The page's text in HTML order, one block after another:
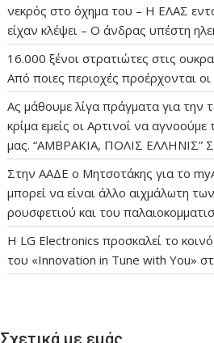
νεκρός στο όχημα του – Η ΕΛΑΣ
είχαν κλέψει – Ο άνδρας υπέστη
16.000 ξένοι στρατιώτες στις
Από ποιες περιοχές προέρχονται οι
Ας μάθουμε λίγα πράγματα για την
κρίμα εμείς οι Αρτινοί να
μας. “ΑΜΒΡΑΚΙΑ, ΠΟΛΙΣ ΕΛΛΗΝΙΣ”
Στην ΑΑΔΕ ο Μητσοτάκης για το
μπορεί να είναι άλλο αιχμάλωτη
ρουσφετιού και του
Η LG Electronics προσκαλεί το
του «Innovation in Tune with You»